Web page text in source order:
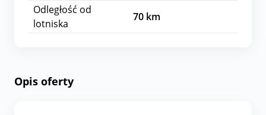
Odległość od
lotniska
70 km
Opis oferty